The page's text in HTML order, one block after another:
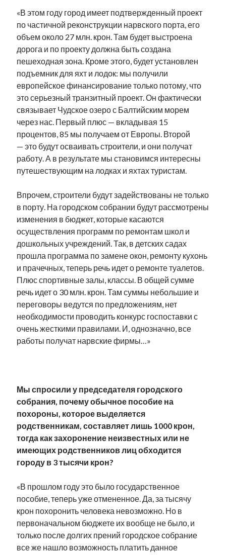
«В этом году город имеет подтвержденный проект
по частичной реконструкции нарвского порта, его
объем около 27 млн. крон. Там будет выстроена
дорога и по проекту должна быть создана
пешеходная зона. Кроме этого, будет установлен
подъемник для яхт и лодок: мы получили
европейское финансирование только потому, что
это серьезный транзитный проект. Он фактически
связывает Чудское озеро с Балтийским морем
через нас. Первый плюс — вкладывая 15
процентов, 85 мы получаем от Европы. Второй
— это будут осваивать строители, и они получат
работу. А в результате мы становимся интересны
путешествующим на лодках и яхтах туристам.
Впрочем, строители будут задействованы не только
в порту. На городском собрании будут рассмотрены
изменения в бюджет, которые касаются
осуществления программ по ремонтам школ и
дошкольных учреждений. Так, в детских садах
прошла программа по замене окон, ремонту кухонь
и прачечных, теперь речь идет о ремонте туалетов.
Плюс спортивные залы, классы. В общей сумме
речь идет о 30 млн. крон. Там суммы небольшие и
переговоры ведутся по предложениям, нет
необходимости проводить конкурс госпоставки с
очень жесткими правилами. И, однозначно, все
работы получат нарвские фирмы…»
Мы спросили у председателя городского
собрания, почему обычное пособие на
похороны, которое выделяется
родственникам, составляет лишь 1000 крон,
тогда как захоронение неизвестных или не
имеющих родственников лиц обходится
городу в 3 тысячи крон?
«В прошлом году это было государственное
пособие, теперь уже отмененное. Да, за тысячу
крон похоронить человека невозможно. Но в
первоначальном бюджете их вообще не было, и
только после долгих прений городское собрание
все же нашло возможность платить данное